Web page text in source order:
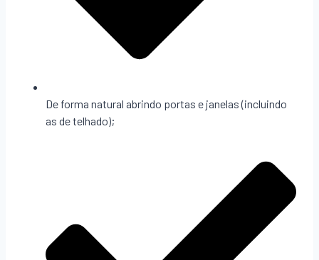
De forma natural abrindo portas e janelas (incluindo
as de telhado);